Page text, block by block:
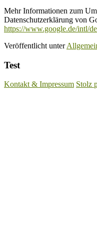
Mehr Informationen zum
Datenschutzerklärung von
https://www.google.de/intl/
Veröffentlicht unter
Test
Kontakt & Impressum Stolz